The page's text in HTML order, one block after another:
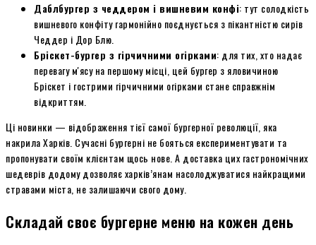
Даблбургер з чеддером і вишневим конфі: тут солодкість
вишневого конфіту гармонійно поєднується з пікантністю сирів
Чеддер і Дор Блю.
Бріскет-бургер з гірчичними огірками: для тих, хто надає
перевагу м'ясу на першому місці, цей бургер з яловичиною
Бріскет і гострими гірчичними огірками стане справжнім
відкриттям.
Ці новинки — відображення тієї самої бургерної революції, яка
накрила Харків. Сучасні бургерні не бояться експериментувати та
пропонувати своїм клієнтам щось нове. А доставка цих гастрономічних
шедеврів додому дозволяє харків’янам насолоджуватися найкращими
стравами міста, не залишаючи свого дому.
Складай своє бургерне меню на кожен день